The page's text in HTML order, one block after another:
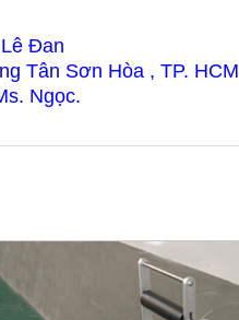
Đan
Tân Sơn Hòa , TP. HCM
Ngọc.